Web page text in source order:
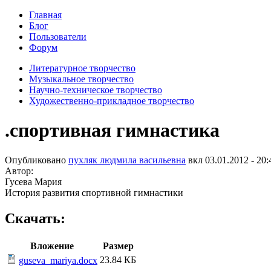
Главная
Блог
Пользователи
Форум
Литературное творчество
Музыкальное творчество
Научно-техническое творчество
Художественно-прикладное творчество
.спортивная гимнастика
Опубликовано пухляк людмила васильевна вкл 03.01.2012 -
Автор:
Гусева Мария
История развития спортивной гимнастики
Скачать:
Вложение
Размер
guseva_mariya.docx 23.84 КБ